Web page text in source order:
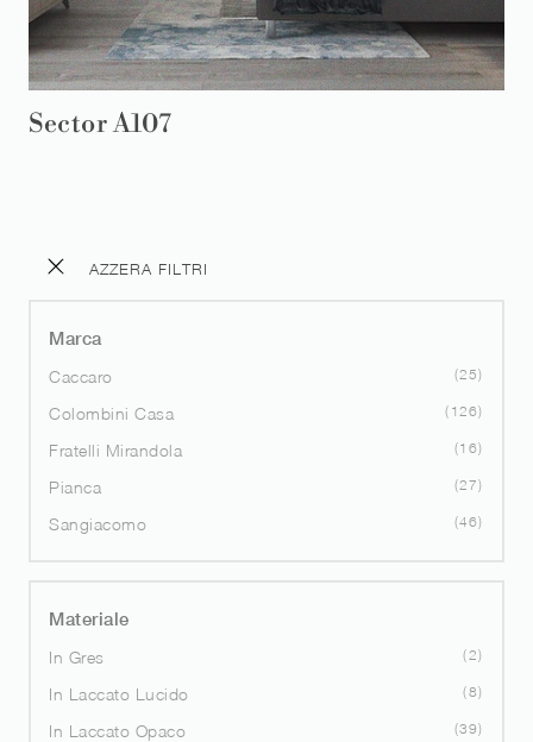
AZZERA FILTRI
Marca
Caccaro
25
Colombini Casa 126
Fratelli Mirandola 16
Pianca 27
Sangiacomo 46
Materiale
In Gres
2
In Laccato Lucido 8
In Laccato Opaco 39
Sector A107